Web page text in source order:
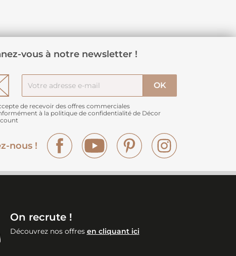
vous à notre newsletter !
de recevoir des offres commerciales
à la politique de confidentialité de Décor
nous !
Facebook YouTube Pinterest
On recrute !
Découvrez nos offres en cliquant ici